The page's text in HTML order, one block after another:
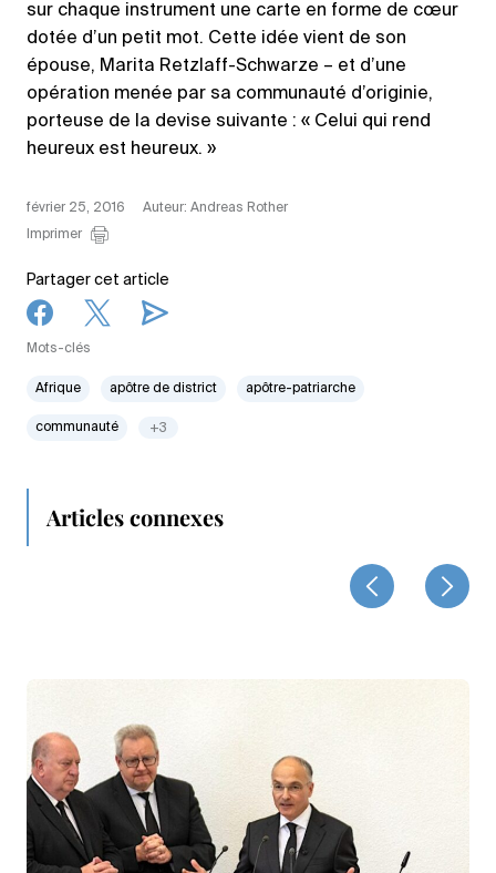
sur chaque instrument une carte en forme de cœur
dotée d’un petit mot. Cette idée vient de son
épouse, Marita Retzlaff-Schwarze – et d’une
opération menée par sa communauté d’originie,
porteuse de la devise suivante : « Celui qui rend
heureux est heureux. »
février 25, 2016
Auteur: Andreas Rother
Imprimer
Partager cet article
Mots-clés
Afrique apôtre de district apôtre-patriarche
communauté +3
Articles connexes